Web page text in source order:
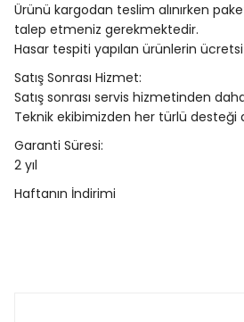
Ürünü kargodan teslim alınırken
talep etmeniz gerekmektedir.
Hasar tespiti yapılan ürünlerin
Satış Sonrası Hizmet:
Satış sonrası servis hizmetinden
Teknik ekibimizden her türlü desteği
Garanti Süresi:
2 yıl
Haftanın İndirimi